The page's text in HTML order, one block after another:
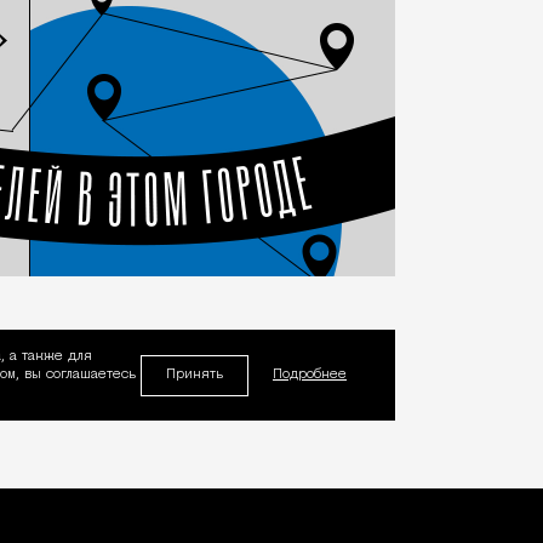
а также для
вы соглашаетесь
Принять Подробнее